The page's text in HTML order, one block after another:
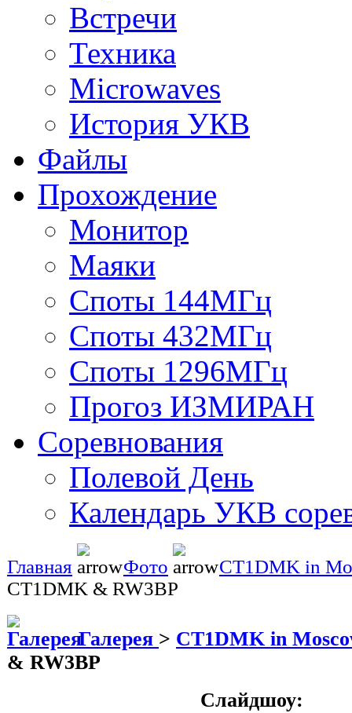
Встречи
Техника
Microwaves
История УКВ
Файлы
Прохождение
Монитор
Маяки
Споты 144МГц
Споты 432МГц
Споты 1296МГц
Прогоз ИЗМИРАН
Соревнования
Полевой День
Календарь УКВ
Главная Фото
CT1DMK in
CT1DMK & RW3BP
Галерея > CT1DMK in
& RW3BP
Слайдшоу: